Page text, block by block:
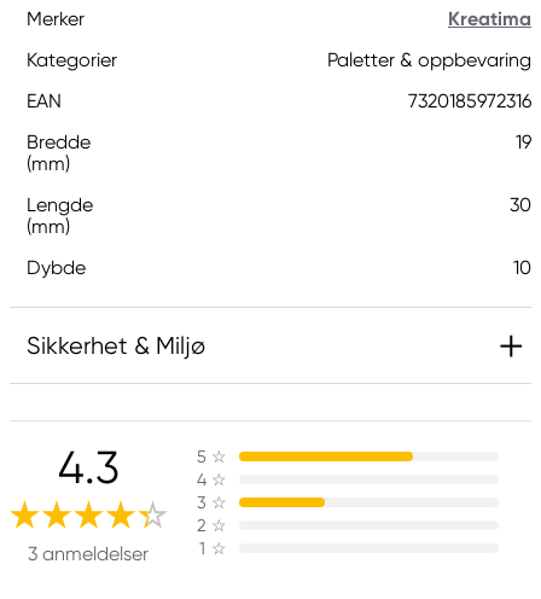
Merker
Kreatima
Kategorier
Paletter & oppbevaring
EAN
7320185972316
Bredde
(mm)
19
Lengde
(mm)
30
Dybde 10
Sikkerhet & Miljø
Ansvarlig EU
Kreatima
Panduro
205 14 Malmö, Sweden
www.panduro.com
4.3
3 anmeldelser
5 ☆
4 ☆
3 ☆
2 ☆
1 ☆